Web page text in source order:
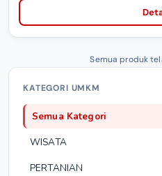
Semua produk
KATEGORI UMKM
Semua Kategori
WISATA
PERTANIAN